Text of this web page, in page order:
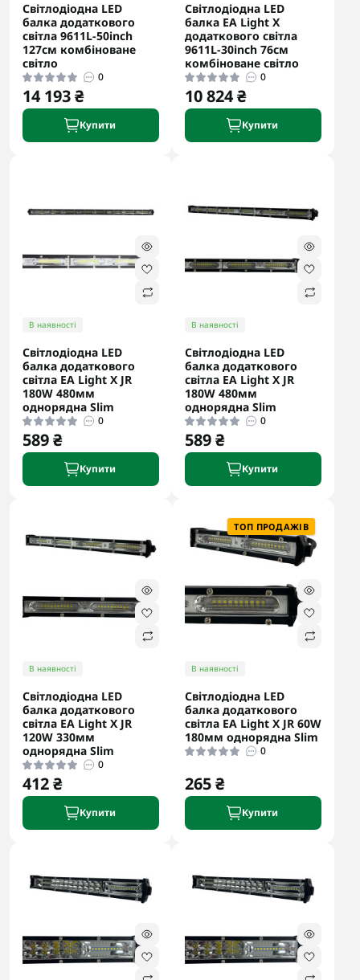
Світлодіодна LED
балка додаткового
світла 9611L-50inch
127см комбіноване
світло
0
14 193 ₴
Купити
Світлодіодна LED
балка EA Light X
додаткового світла
9611L-30inch 76см
комбіноване світло
0
10 824 ₴
Купити
В наявності
Світлодіодна LED
балка додаткового
світла EA Light X JR
180W 480мм
однорядна Slim
0
589 ₴
Купити
В наявності
Світлодіодна LED
балка додаткового
світла EA Light X JR
180W 480мм
однорядна Slim
0
589 ₴
Купити
В наявності
Світлодіодна LED
балка додаткового
світла EA Light X JR
120W 330мм
однорядна Slim
0
412 ₴
Купити
ТОП ПРОДАЖІВ
В наявності
Світлодіодна LED
балка додаткового
світла EA Light X JR 60W
180мм однорядна Slim
0
265 ₴
Купити